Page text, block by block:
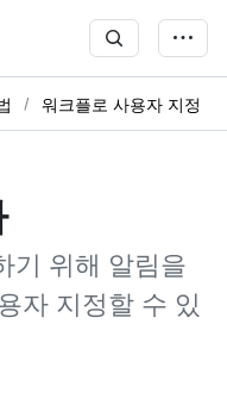
워크플로 사용자 지정
기 위해 알림을
자 지정할 수 있